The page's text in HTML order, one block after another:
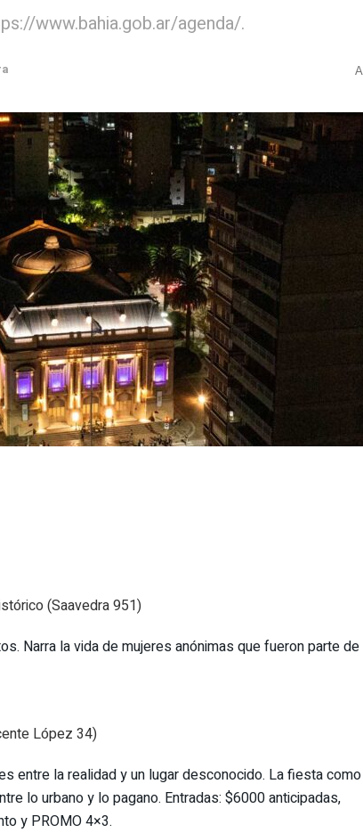
www.bahia.gob.ar/agenda/.
A
(Saavedra 951)
Narra la vida de mujeres anónimas que fueron parte de
López 34)
entre la realidad y un lugar desconocido. La fiesta como
lo urbano y lo pagano. Entradas: $6000 anticipadas,
y PROMO 4×3.